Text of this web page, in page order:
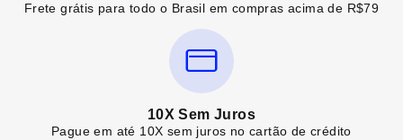
Frete grátis para todo o Brasil em compras acima de R$79
10X Sem Juros
Pague em até 10X sem juros no cartão de crédito